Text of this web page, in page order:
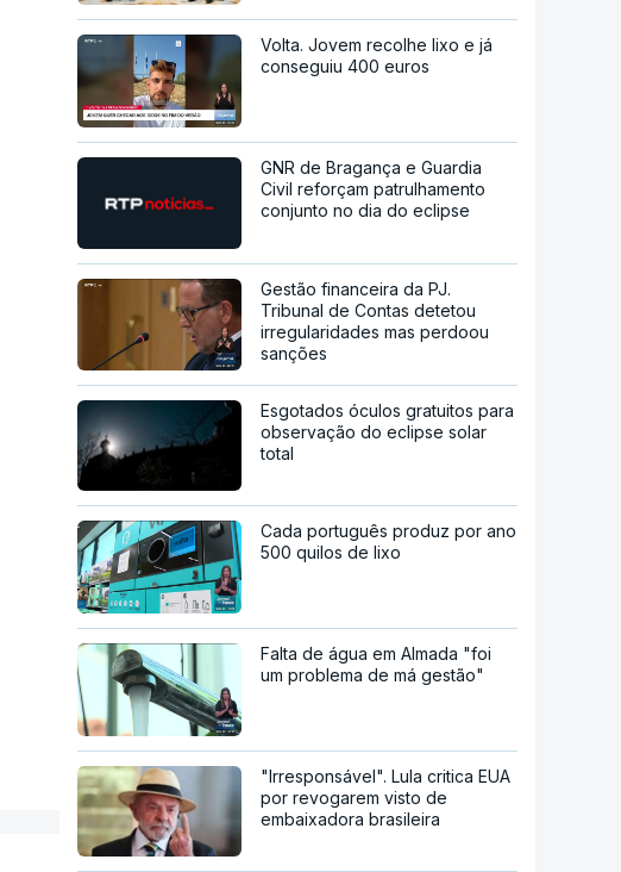
Volta. Jovem recolhe lixo e já
conseguiu 400 euros
GNR de Bragança e Guardia
Civil reforçam patrulhamento
conjunto no dia do eclipse
Gestão financeira da PJ.
Tribunal de Contas detetou
irregularidades mas perdoou
sanções
Esgotados óculos gratuitos para
observação do eclipse solar
total
Cada português produz por ano
500 quilos de lixo
Falta de água em Almada "foi
um problema de má gestão"
"Irresponsável". Lula critica EUA
por revogarem visto de
embaixadora brasileira